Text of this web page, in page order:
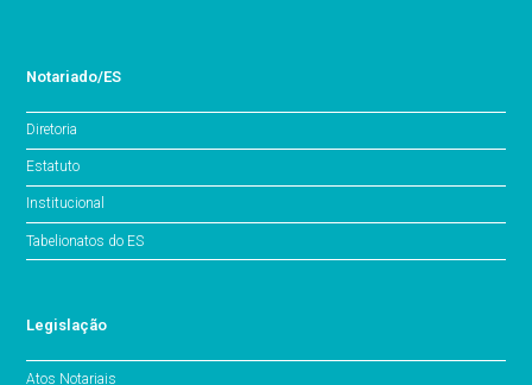
Notariado/ES
Diretoria
Estatuto
Institucional
Tabelionatos do ES
Legislação
Atos Notariais